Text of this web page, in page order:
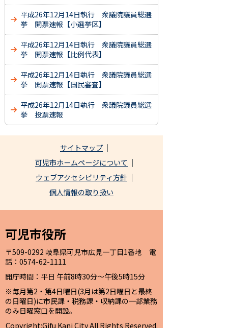
平成26年12月14日執行 衆議院議員総選
挙 開票速報【小選挙区】
平成26年12月14日執行 衆議院議員総選
挙 開票速報【比例代表】
平成26年12月14日執行 衆議院議員総選
挙 開票速報【国民審査】
平成26年12月14日執行 衆議院議員総選
挙 投票速報
サイトマップ
可児市ホームページについて
ウェブアクセシビリティ方針
個人情報の取り扱い
可児市役所
〒509-0292 岐阜県可児市広見一丁目1番地 電
話：0574-62-1111
開庁時間：平日 午前8時30分～午後5時15分
※毎月第2・第4日曜日(3月は第2日曜日と最終
の日曜日)に市民課・税務課・収納課の一部業務
のみ日曜窓口を開設。
Copyright:Gifu Kani City All Rights Reserved.